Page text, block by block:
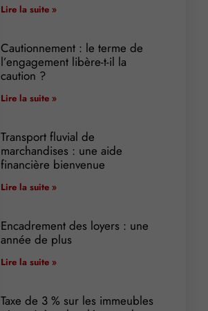
Lire la suite »
Cautionnement : le terme de
l’engagement libère-t-il la
caution ?
Lire la suite »
Transport fluvial de
marchandises : une aide
financière bienvenue
Lire la suite »
Encadrement des loyers : une
année de plus
Lire la suite »
Taxe de 3 % sur les immeubles